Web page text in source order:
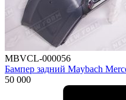
MBVCL-000056
Бампер задний Maybach
50 000